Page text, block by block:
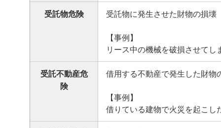
受託物危険 受託物に発生させた財物の損壊
【事例】
リース中の機械を破損させてし
受託不動産危
険
借用する不動産で発生した財物
【事例】
借りている建物で火災を起こし